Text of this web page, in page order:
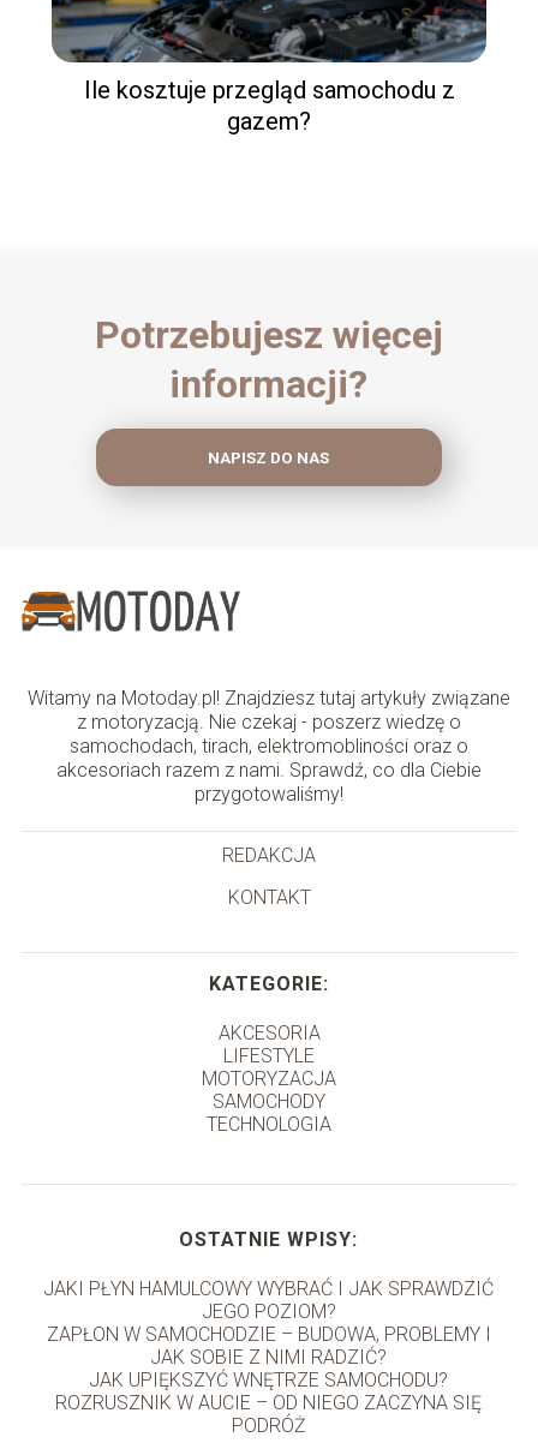
Ile kosztuje przegląd samochodu z
gazem?
Potrzebujesz więcej
informacji?
NAPISZ DO NAS
Witamy na Motoday.pl! Znajdziesz tutaj artykuły związane
z motoryzacją. Nie czekaj - poszerz wiedzę o
samochodach, tirach, elektromobliności oraz o
akcesoriach razem z nami. Sprawdź, co dla Ciebie
przygotowaliśmy!
REDAKCJA
KONTAKT
KATEGORIE:
AKCESORIA
LIFESTYLE
MOTORYZACJA
SAMOCHODY
TECHNOLOGIA
OSTATNIE WPISY:
JAKI PŁYN HAMULCOWY WYBRAĆ I JAK SPRAWDZIĆ
JEGO POZIOM?
ZAPŁON W SAMOCHODZIE – BUDOWA, PROBLEMY I
JAK SOBIE Z NIMI RADZIĆ?
JAK UPIĘKSZYĆ WNĘTRZE SAMOCHODU?
ROZRUSZNIK W AUCIE – OD NIEGO ZACZYNA SIĘ
PODRÓŻ